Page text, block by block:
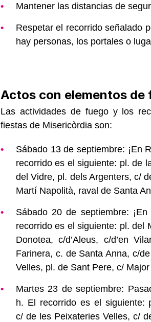
Mantener las distancias de
Respetar el recorrido señalado
hay personas, los portales o
Actos con elementos de
Las actividades de fuego y los
fiestas de Misericòrdia son:
Sábado 13 de septiembre: ¡En
recorrido es el siguiente: pl. de
del Vidre, pl. dels Argenters, c/
Martí Napolità, raval de Santa
Sábado 20 de septiembre:
recorrido es el siguiente: pl. del
Donotea, c/d’Aleus, c/d’en
Farinera, c. de Santa Anna, c/
Velles, pl. de Sant Pere, c/
Martes 23 de septiembre:
h. El recorrido es el siguiente:
c/ de les Peixateries Velles, c/